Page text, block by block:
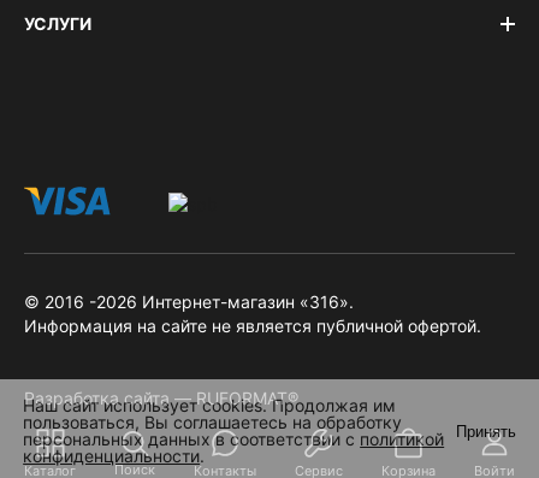
УСЛУГИ
© 2016 -2026 Интернет-магазин «316».
Информация на сайте не является публичной офертой.
Разработка сайта — RUFORMAT®
Каталог Поиск Контакты Сервис Корзина Войти
Наш сайт использует cookies. Продолжая им
пользоваться, Вы соглашаетесь на обработку
персональных данных в соответствии с политикой
конфиденциальности.
Принять